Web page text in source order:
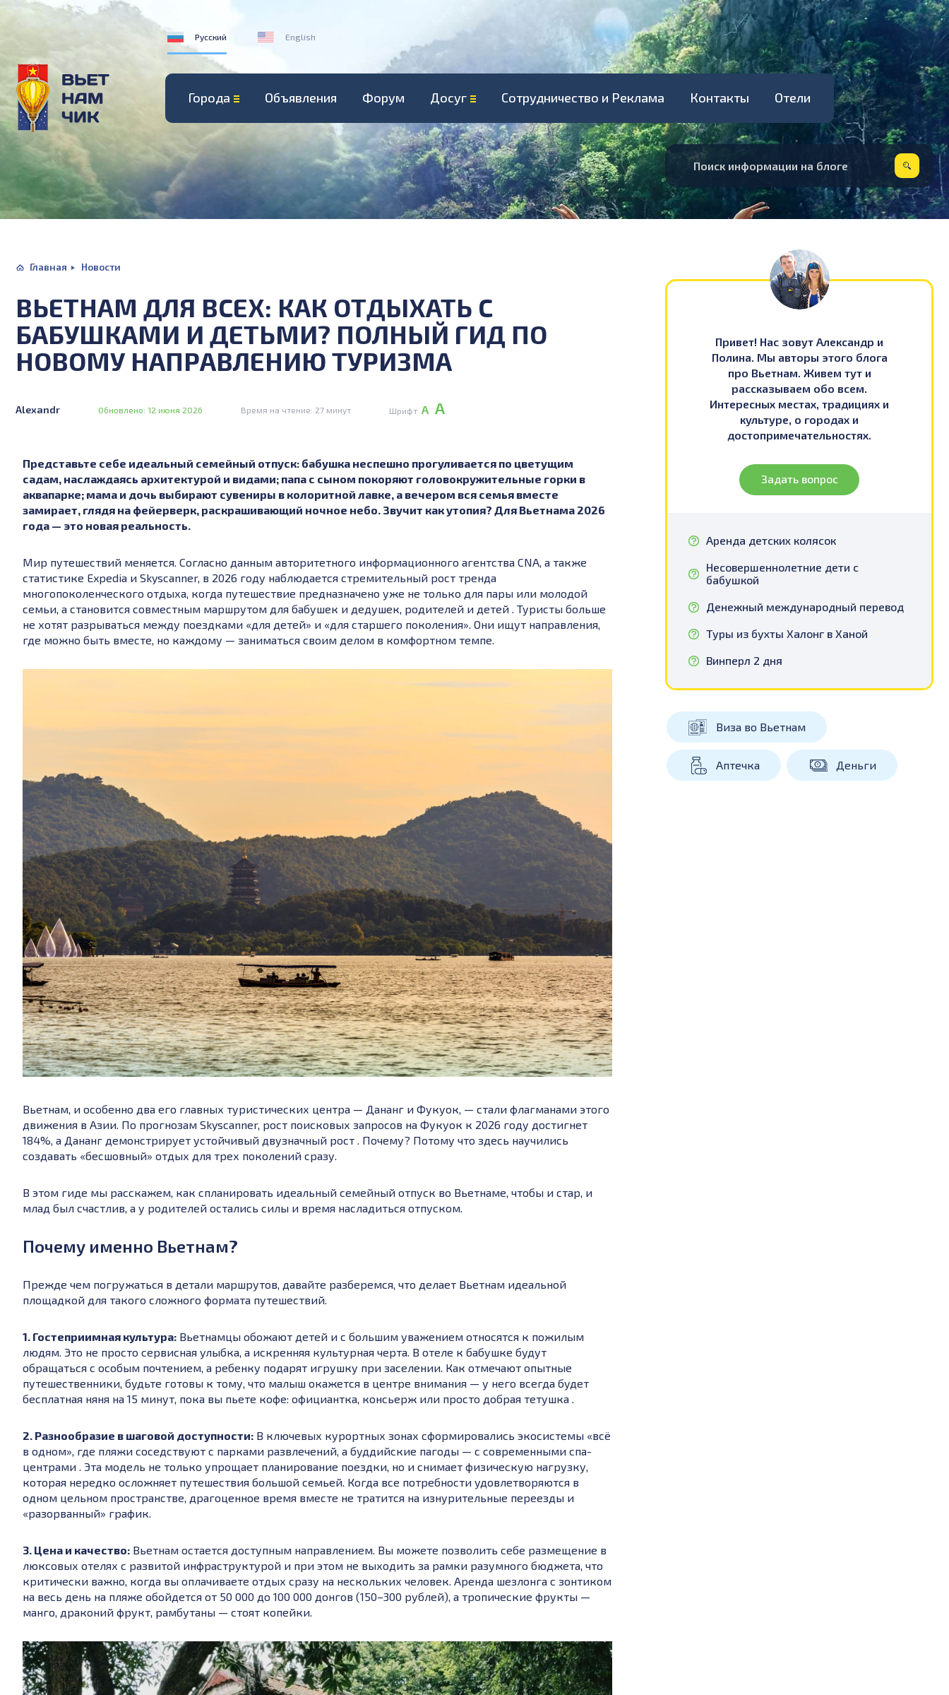
Русский English
Города Объявления Форум Досуг Сотрудничество и Реклама Контакты Отели
Главная Новости
ВЬЕТНАМ ДЛЯ ВСЕХ: КАК ОТДЫХАТЬ С
БАБУШКАМИ И ДЕТЬМИ? ПОЛНЫЙ ГИД ПО
НОВОМУ НАПРАВЛЕНИЮ ТУРИЗМА
Alexandr Обновлено: 12 июня 2026 Время на чтение: 27 минут Шрифт А А
Представьте себе идеальный семейный отпуск: бабушка неспешно прогуливается по цветущим
садам, наслаждаясь архитектурой и видами; папа с сыном покоряют головокружительные горки в
аквапарке; мама и дочь выбирают сувениры в колоритной лавке, а вечером вся семья вместе
замирает, глядя на фейерверк, раскрашивающий ночное небо. Звучит как утопия? Для Вьетнама 2026
года — это новая реальность.
Мир путешествий меняется. Согласно данным авторитетного информационного агентства CNA, а также
статистике Expedia и Skyscanner, в 2026 году наблюдается стремительный рост тренда
многопоколенческого отдыха, когда путешествие предназначено уже не только для пары или молодой
семьи, а становится совместным маршрутом для бабушек и дедушек, родителей и детей . Туристы больше
не хотят разрываться между поездками «для детей» и «для старшего поколения». Они ищут направления,
где можно быть вместе, но каждому — заниматься своим делом в комфортном темпе.
Вьетнам, и особенно два его главных туристических центра — Дананг и Фукуок, — стали флагманами этого
движения в Азии. По прогнозам Skyscanner, рост поисковых запросов на Фукуок к 2026 году достигнет
184%, а Дананг демонстрирует устойчивый двузначный рост . Почему? Потому что здесь научились
создавать «бесшовный» отдых для трех поколений сразу.
В этом гиде мы расскажем, как спланировать идеальный семейный отпуск во Вьетнаме, чтобы и стар, и
млад был счастлив, а у родителей остались силы и время насладиться отпуском.
Почему именно Вьетнам?
Прежде чем погружаться в детали маршрутов, давайте разберемся, что делает Вьетнам идеальной
площадкой для такого сложного формата путешествий.
1. Гостеприимная культура: Вьетнамцы обожают детей и с большим уважением относятся к пожилым
людям. Это не просто сервисная улыбка, а искренняя культурная черта. В отеле к бабушке будут
обращаться с особым почтением, а ребенку подарят игрушку при заселении. Как отмечают опытные
путешественники, будьте готовы к тому, что малыш окажется в центре внимания — у него всегда будет
бесплатная няня на 15 минут, пока вы пьете кофе: официантка, консьерж или просто добрая тетушка .
2. Разнообразие в шаговой доступности: В ключевых курортных зонах сформировались экосистемы «всё
в одном», где пляжи соседствуют с парками развлечений, а буддийские пагоды — с современными спа-
центрами . Эта модель не только упрощает планирование поездки, но и снимает физическую нагрузку,
которая нередко осложняет путешествия большой семьей. Когда все потребности удовлетворяются в
одном цельном пространстве, драгоценное время вместе не тратится на изнурительные переезды и
«разорванный» график.
3. Цена и качество: Вьетнам остается доступным направлением. Вы можете позволить себе размещение в
люксовых отелях с развитой инфраструктурой и при этом не выходить за рамки разумного бюджета, что
критически важно, когда вы оплачиваете отдых сразу на нескольких человек. Аренда шезлонга с зонтиком
на весь день на пляже обойдется от 50 000 до 100 000 донгов (150–300 рублей), а тропические фрукты —
манго, драконий фрукт, рамбутаны — стоят копейки.
Привет! Нас зовут Александр и
Полина. Мы авторы этого блога
про Вьетнам. Живем тут и
рассказываем обо всем.
Интересных местах, традициях и
культуре, о городах и
достопримечательностях.
Задать вопрос
Аренда детских колясок
Несовершеннолетние дети с
бабушкой
Денежный международный перевод
Туры из бухты Халонг в Ханой
Винперл 2 дня
Виза во Вьетнам
Аптечка Деньги